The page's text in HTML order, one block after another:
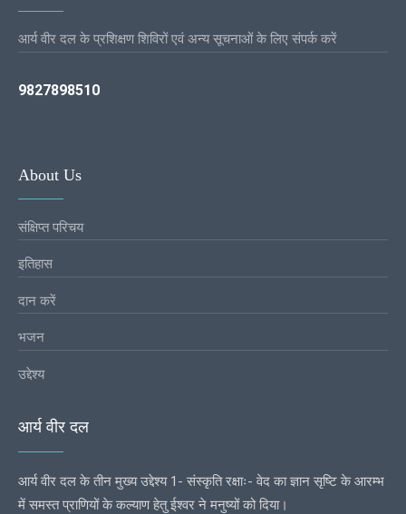
आर्य वीर दल के प्रशिक्षण शिविरों एवं अन्य सूचनाओं के लिए संपर्क करें
9827898510
About Us
संक्षिप्त परिचय
इतिहास
दान करें
भजन
उद्देश्य
आर्य वीर दल
आर्य वीर दल के तीन मुख्य उद्देश्य 1- संस्कृति रक्षाः- वेद का ज्ञान सृष्टि के आरम्भ
में समस्त प्राणियों के कल्याण हेतु ईश्वर ने मनुष्यों को दिया।